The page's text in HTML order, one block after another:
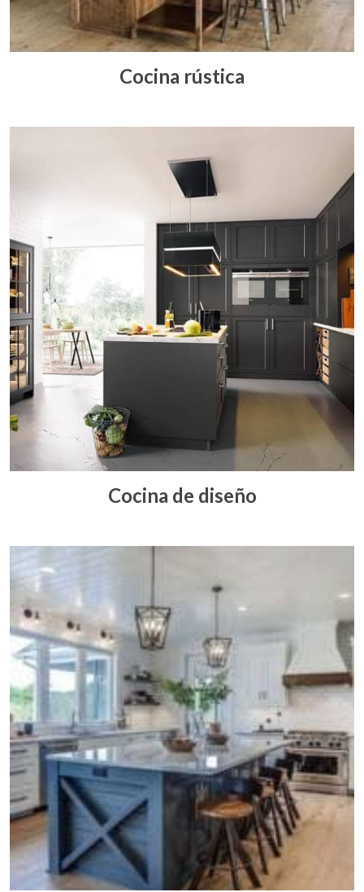
Cocina rústica
Cocina de diseño